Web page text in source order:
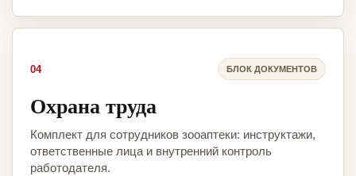
04 БЛОК ДОКУМЕНТОВ
Охрана труда
Комплект для сотрудников зооаптеки: инструктажи,
ответственные лица и внутренний контроль
работодателя.